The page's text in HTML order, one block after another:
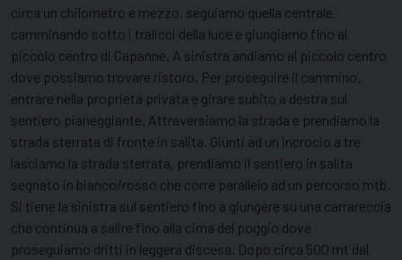
circa un chilometro e mezzo, seguiamo quella centrale
camminando sotto i tralicci della luce e giungiamo fino al
piccolo centro di Capanne. A sinistra andiamo al piccolo centro
dove possiamo trovare ristoro. Per proseguire il cammino,
entrare nella proprietà privata e girare subito a destra sul
sentiero pianeggiante. Attraversiamo la strada e prendiamo la
strada sterrata di fronte in salita. Giunti ad un incrocio a tre
lasciamo la strada sterrata, prendiamo il sentiero in salita
segnato in bianco/rosso che corre parallelo ad un percorso mtb.
Si tiene la sinistra sul sentiero fino a giungere su una carrareccia
che continua a salire fino alla cima del poggio dove
proseguiamo dritti in leggera discesa. Dopo circa 500 mt dal